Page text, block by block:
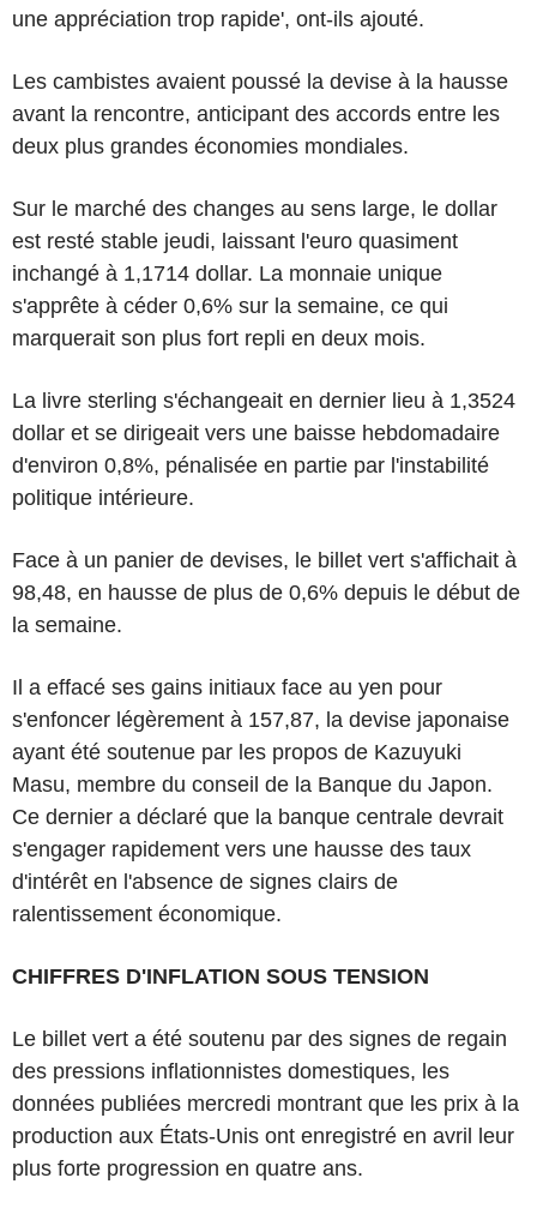
une appréciation trop rapide', ont-ils ajouté.
Les cambistes avaient poussé la devise à la hausse
avant la rencontre, anticipant des accords entre les
deux plus grandes économies mondiales.
Sur le marché des changes au sens large, le dollar
est resté stable jeudi, laissant l'euro quasiment
inchangé à 1,1714 dollar. La monnaie unique
s'apprête à céder 0,6% sur la semaine, ce qui
marquerait son plus fort repli en deux mois.
La livre sterling s'échangeait en dernier lieu à 1,3524
dollar et se dirigeait vers une baisse hebdomadaire
d'environ 0,8%, pénalisée en partie par l'instabilité
politique intérieure.
Face à un panier de devises, le billet vert s'affichait à
98,48, en hausse de plus de 0,6% depuis le début de
la semaine.
Il a effacé ses gains initiaux face au yen pour
s'enfoncer légèrement à 157,87, la devise japonaise
ayant été soutenue par les propos de Kazuyuki
Masu, membre du conseil de la Banque du Japon.
Ce dernier a déclaré que la banque centrale devrait
s'engager rapidement vers une hausse des taux
d'intérêt en l'absence de signes clairs de
ralentissement économique.
CHIFFRES D'INFLATION SOUS TENSION
Le billet vert a été soutenu par des signes de regain
des pressions inflationnistes domestiques, les
données publiées mercredi montrant que les prix à la
production aux États-Unis ont enregistré en avril leur
plus forte progression en quatre ans.